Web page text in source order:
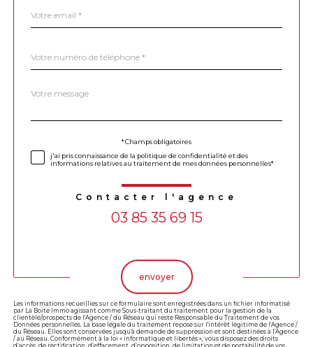
*
*
Fieldset
Message
*
* Champs obligatoires
j'ai pris connaissance de la politique de confidentialité et des
informations relatives au traitement de mes données personnelles*
Contacter l'agence
03 85 35 69 15
envoyer
Les informations recueillies sur ce formulaire sont enregistrées dans un fichier informatisé
par La Boite Immo agissant comme Sous-traitant du traitement pour la gestion de la
clientèle/prospects de l'Agence / du Réseau qui reste Responsable du Traitement de vos
Données personnelles. La base légale du traitement repose sur l'intérêt légitime de l'Agence /
du Réseau. Elles sont conservées jusqu'à demande de suppression et sont destinées à l'Agence
/ au Réseau. Conformément à la loi « informatique et libertés », vous disposez des droits